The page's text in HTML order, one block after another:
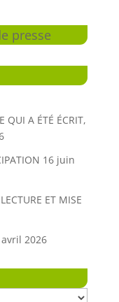
presse
QUI A ÉTÉ ÉCRIT,
16 juin
ET MISE
avril 2026